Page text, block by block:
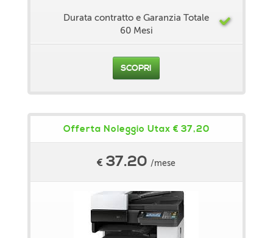
Durata contratto e Garanzia Totale
60 Mesi
SCOPRI
Offerta Noleggio Utax € 37,20
€ 37.20/mese